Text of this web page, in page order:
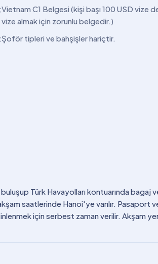
Vietnam C1 Belgesi (kişi başı 100 USD vize
vize almak için zorunlu belgedir.)
Şoför tipleri ve bahşişler hariçtir.
Türk Havayolları kontuarında bagaj
saatlerinde Hanoi'ye varılır. Pasaport
için serbest zaman verilir. Akşam